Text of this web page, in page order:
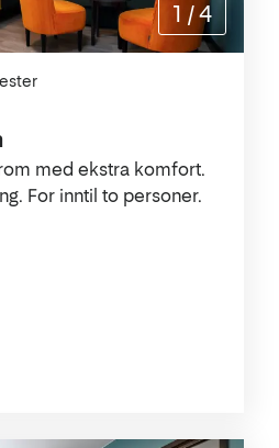
med ekstra komfort.
For inntil to personer.
1 /4